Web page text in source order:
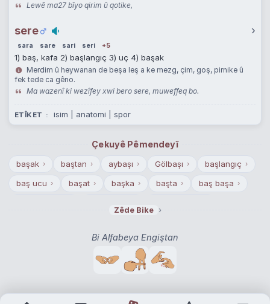
Lewê ma27 bîyo qirim û qotike,
sere ›
sara sare sari seri +5
1) baş, kafa 2) başlangıç 3) uç 4) başak
Merdim û heywanan de beşa leş a ke mezg, çim, goş, pirnike û
fek tede ca gêno.
Ma wazenî ki wezîfey xwi bero sere, muweffeq bo.
ETÎKET isim | anatomi | spor
Çekuyê Pêmendeyî
başak › baştan › aybaşı › Gölbaşı › başlangıç ›
baş ucu › başat › başka › başta › baş başa ›
baş belası › baş ucunda
› başakçı › başaklı
başlıca başörtü
Zêde Bike ›
Bi Alfabeya Engiştan